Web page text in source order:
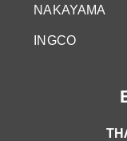
NAKAYAMA
INGCO